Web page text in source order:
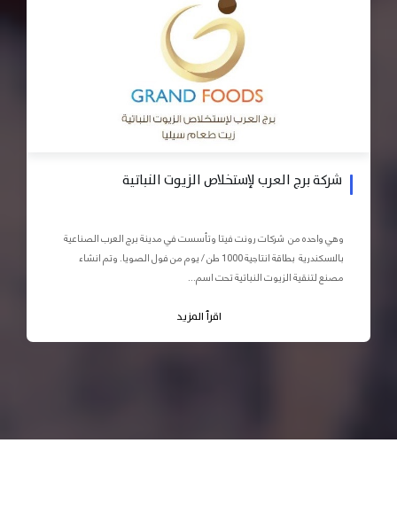
شركة برج العرب لإستخلاص الزيوت النباتية
وهي واحده من شركات رونت فيتا وتأسست في مدينة برج العرب الصناعية
بالاسكندرية بطاقة انتاجية 1000 طن / يوم من فول الصويا. وتم انشاء
مصنع لتنقية الزيوت النباتية تحت اسم...
اقرأ المزيد